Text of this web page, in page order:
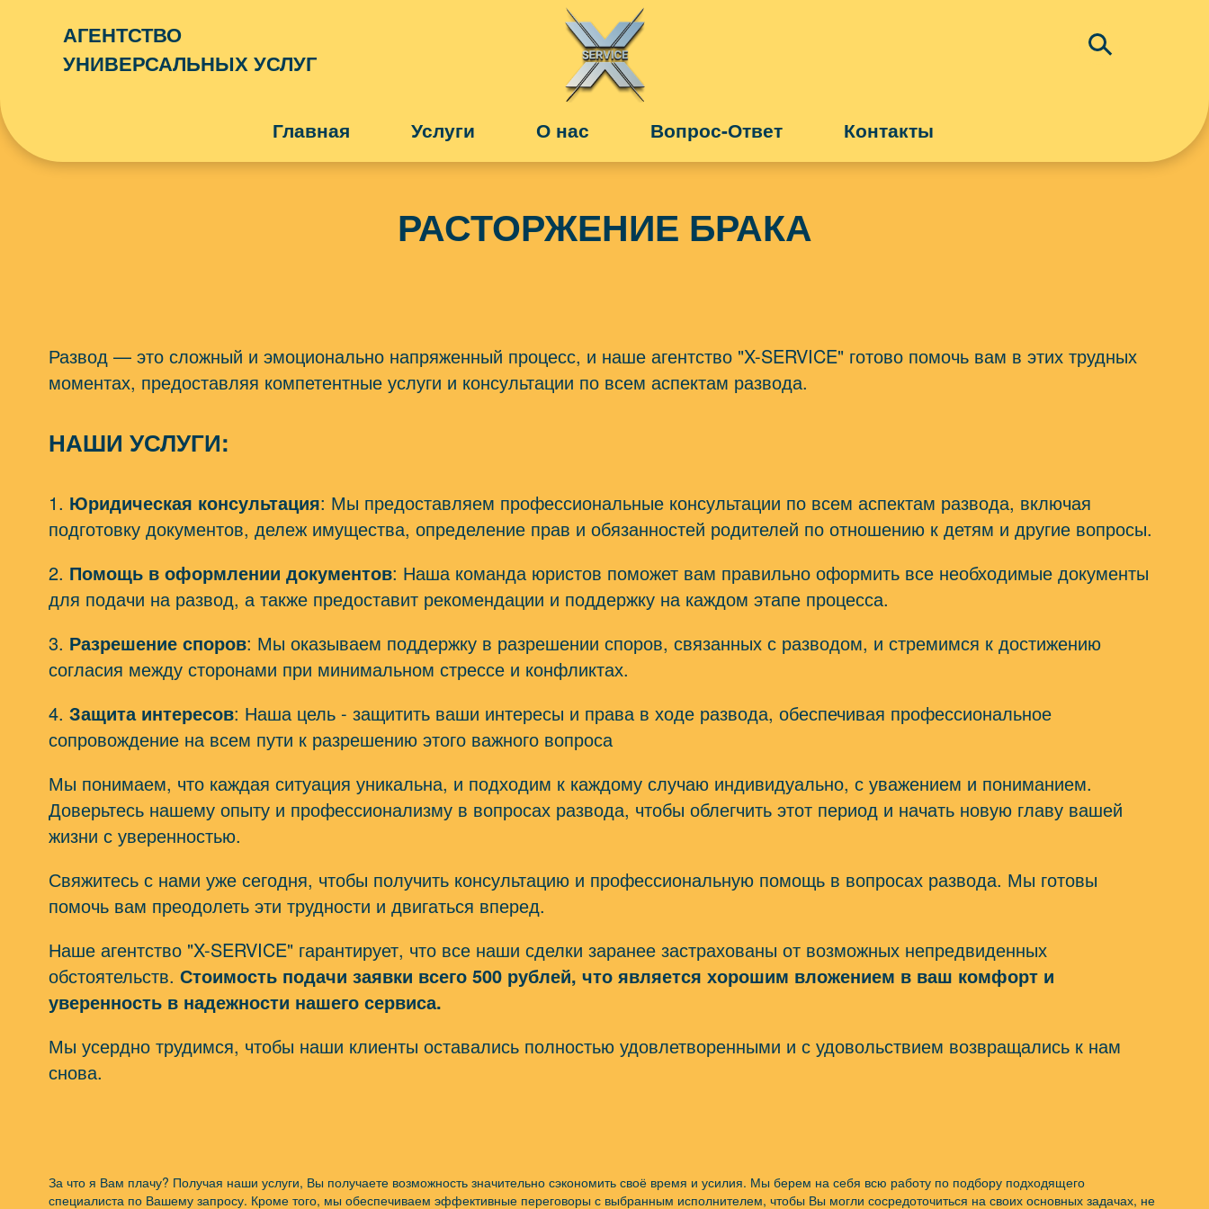
АГЕНТСТВО
УНИВЕРСАЛЬНЫХ УСЛУГ
Главная Услуги
ЮРИДИЧЕСКАЯ ПОМОЩЬ
НЕДВИЖИМОСТЬ
КРАСОТА И ЗДОРОВЬЕ
СКЛАДСКИЕ УСЛУГИ
ФОТО, ВИДЕО, ПЕЧАТЬ
УСЛУГИ ПО ДОМУ
ТУРИЗМ
О нас Вопрос-Ответ Контакты
РАСТОРЖЕНИЕ БРАКА
Развод — это сложный и эмоционально напряженный процесс, и наше агентство "X-SERVICE" готово помочь вам в этих трудных
моментах, предоставляя компетентные услуги и консультации по всем аспектам развода.
НАШИ УСЛУГИ:
1. Юридическая консультация: Мы предоставляем профессиональные консультации по всем аспектам развода, включая
подготовку документов, дележ имущества, определение прав и обязанностей родителей по отношению к детям и другие вопросы.
2. Помощь в оформлении документов: Наша команда юристов поможет вам правильно оформить все необходимые документы
для подачи на развод, а также предоставит рекомендации и поддержку на каждом этапе процесса.
3. Разрешение споров: Мы оказываем поддержку в разрешении споров, связанных с разводом, и стремимся к достижению
согласия между сторонами при минимальном стрессе и конфликтах.
4. Защита интересов: Наша цель - защитить ваши интересы и права в ходе развода, обеспечивая профессиональное
сопровождение на всем пути к разрешению этого важного вопроса
Мы понимаем, что каждая ситуация уникальна, и подходим к каждому случаю индивидуально, с уважением и пониманием.
Доверьтесь нашему опыту и профессионализму в вопросах развода, чтобы облегчить этот период и начать новую главу вашей
жизни с уверенностью.
Свяжитесь с нами уже сегодня, чтобы получить консультацию и профессиональную помощь в вопросах развода. Мы готовы
помочь вам преодолеть эти трудности и двигаться вперед.
Наше агентство "X-SERVICE" гарантирует, что все наши сделки заранее застрахованы от возможных непредвиденных
обстоятельств. Стоимость подачи заявки всего 500 рублей, что является хорошим вложением в ваш комфорт и
уверенность в надежности нашего сервиса.
Мы усердно трудимся, чтобы наши клиенты оставались полностью удовлетворенными и с удовольствием возвращались к нам
снова.
За что я Вам плачу? Получая наши услуги, Вы получаете возможность значительно сэкономить своё время и усилия. Мы берем на себя всю работу по подбору подходящего
специалиста по Вашему запросу. Кроме того, мы обеспечиваем эффективные переговоры с выбранным исполнителем, чтобы Вы могли сосредоточиться на своих основных задачах, не